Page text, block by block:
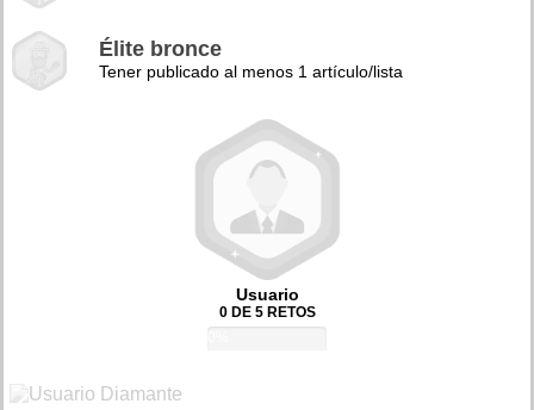
Élite bronce
Tener publicado al menos 1 artículo/lista
Usuario
0 DE 5 RETOS